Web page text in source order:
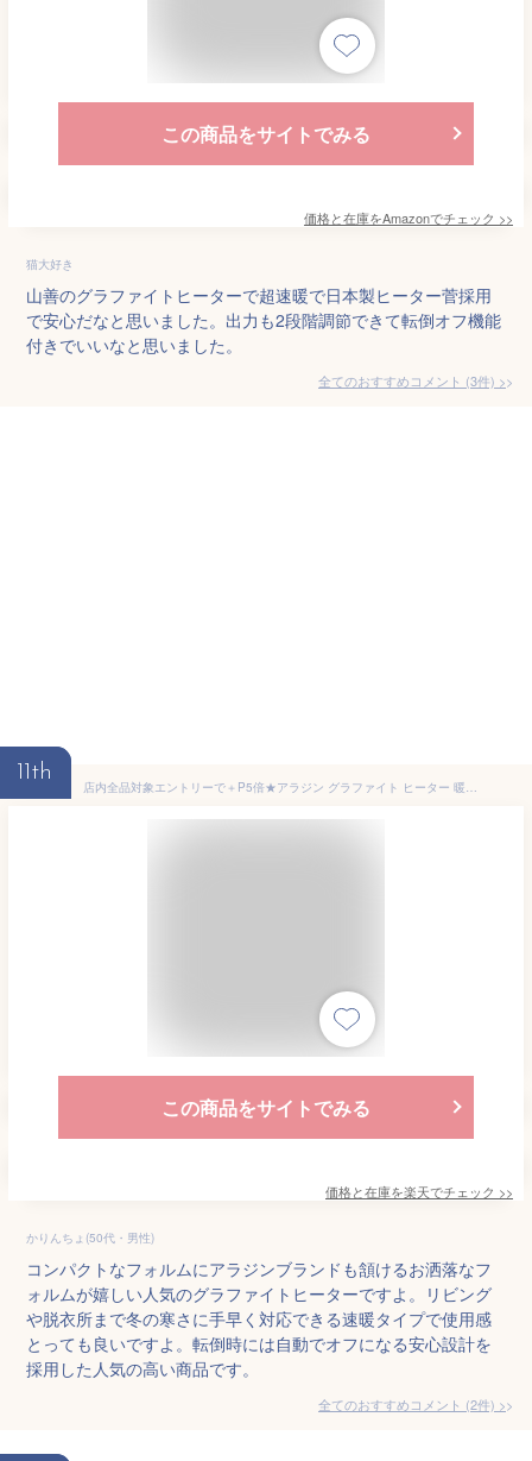
この商品をサイトでみる
価格と在庫をAmazonでチェック >>
猫大好き
山善のグラファイトヒーターで超速暖で日本製ヒーター菅採用
で安心だなと思いました。出力も2段階調節できて転倒オフ機能
付きでいいなと思いました。
全てのおすすめコメント (3件) >
11th
店内全品対象エントリーで＋P5倍★アラジン グラファイト ヒーター 暖房 小型 AEH-G407N 足元 トイレ 脱衣所 おしゃれ ストーブ暖房 縦長 タワー 暖房器具 暖房機 速暖 遠赤外線ヒーター 遠赤外線ストーブ 防寒
この商品をサイトでみる
価格と在庫を楽天でチェック >>
かりんちょ(50代・男性)
コンパクトなフォルムにアラジンブランドも頷けるお洒落なフ
ォルムが嬉しい人気のグラファイトヒーターですよ。リビング
や脱衣所まで冬の寒さに手早く対応できる速暖タイプで使用感
とっても良いですよ。転倒時には自動でオフになる安心設計を
採用した人気の高い商品です。
全てのおすすめコメント (2件) >